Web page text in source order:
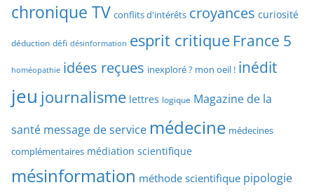
t
y
e
d
’
a
i
h
p
a
t
e
chronique TV conflits d'intérêts croyances curiosité
déduction défi désinformation esprit critique France 5
homéopathie idées reçues inexploré ? mon oeil ! inédit
jeu journalisme lettres logique Magazine de la
santé message de service médecine médecines
complémentaires médiation scientifique
mésinformation méthode scientifique pipologie